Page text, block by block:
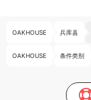
OAKHOUSE 兵库县
OAKHOUSE 条件类别